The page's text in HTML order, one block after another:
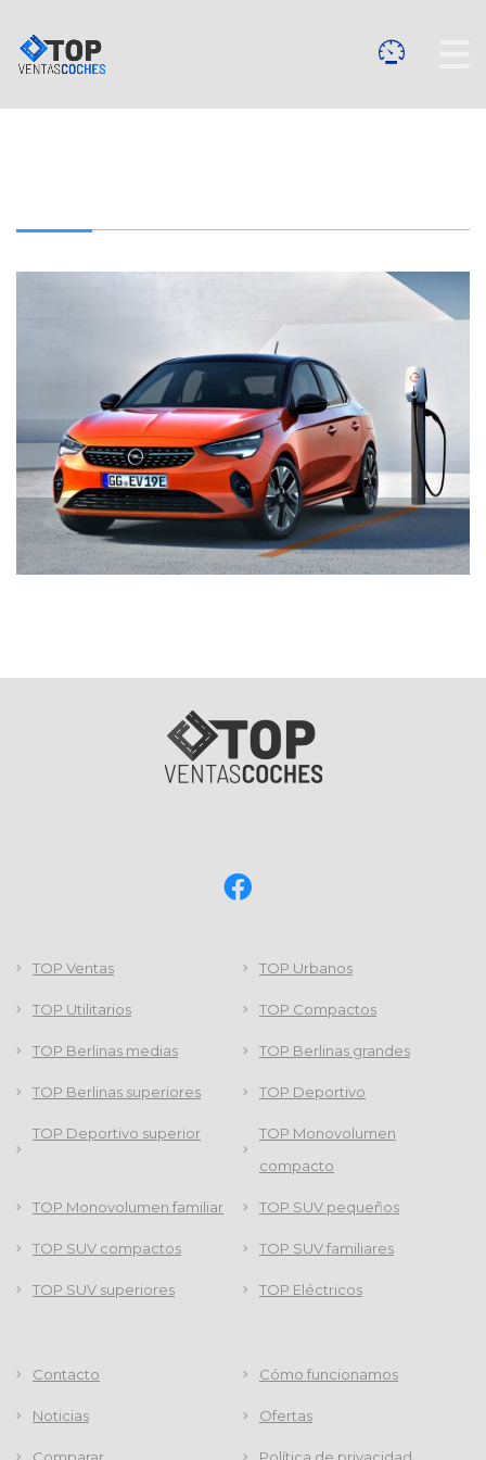
TOP Ventas TOP Urbanos
TOP Utilitarios TOP Compactos
TOP Berlinas medias TOP Berlinas grandes
TOP Berlinas superiores TOP Deportivo
TOP Deportivo superior
TOP Monovolumen
compacto
TOP Monovolumen familiar TOP SUV pequeños
TOP SUV compactos TOP SUV familiares
TOP SUV superiores TOP Eléctricos
Contacto Cómo funcionamos
Noticias Ofertas